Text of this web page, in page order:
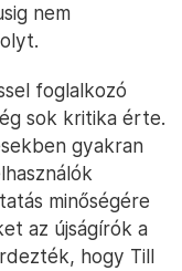
nem
foglalkozó
sok kritika érte.
gyakran
minőségére
az újságírók a
hogy Till